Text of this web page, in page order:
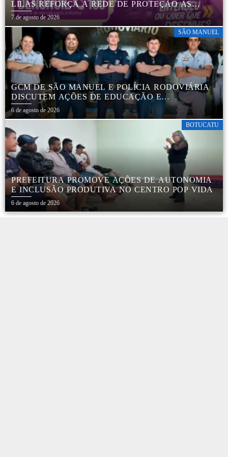
LILÁS REFORÇA A REDE DE PROTEÇÃO ÀS
MULHERES EM BOTUCATU
7 de agosto de 2026
SÃO MANUEL
GCM DE SÃO MANUEL E POLÍCIA RODOVIÁRIA
DISCUTEM AÇÕES DE EDUCAÇÃO E
SEGURANÇA NO TRÂNSITO
6 de agosto de 2026
BOTUCATU
PREFEITURA PROMOVE AÇÕES DE AUTONOMIA
E INCLUSÃO PRODUTIVA NO CENTRO POP VIDA
6 de agosto de 2026